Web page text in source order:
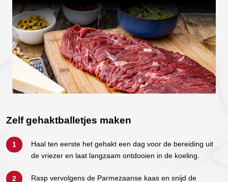
Zelf gehaktballetjes maken
Haal ten eerste het gehakt een dag voor de bereiding uit
de vriezer en laat langzaam ontdooien in de koeling.
Rasp vervolgens de Parmezaanse kaas en snijd de